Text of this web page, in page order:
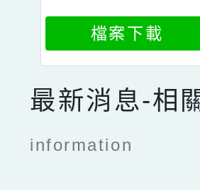
檔案下載
最新消息-相
information